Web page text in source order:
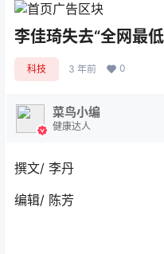
李佳琦失去“全网最
科技 3 年前 0
菜鸟小编
健康达人
撰文/ 李丹
编辑/ 陈芳